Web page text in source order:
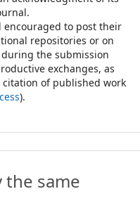
to post their
repositories or on
the submission
exchanges, as
of published work
).
the same